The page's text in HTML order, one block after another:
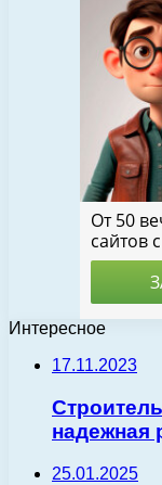
Интересное
17.11.2023
надежная
25.01.2025